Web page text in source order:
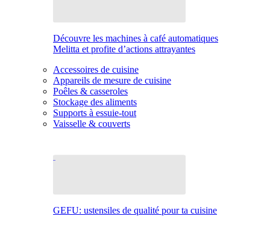
Découvre les machines à café automatiques
Melitta et profite d’actions attrayantes
Accessoires de cuisine
Appareils de mesure de cuisine
Poêles & casseroles
Stockage des aliments
Supports à essuie-tout
Vaisselle & couverts
GEFU: ustensiles de qualité pour ta cuisine